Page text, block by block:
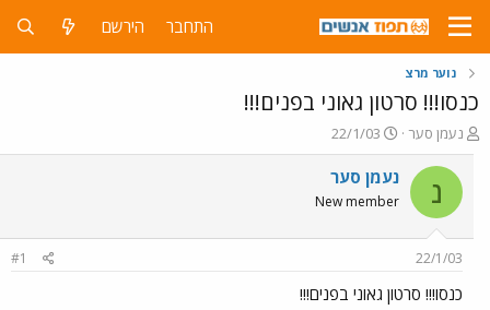
התחבר הירשם
נוער מרצ
כנסו!!! סרטון גאוני בפנים!!!
פ
ו
ת
ח
ה
ש
א
נעמן סער
פ
ו
ר
ס
ם
ר
22/1/03
נ נעמן סער
New member
22/1/03
#1
כנסו!!! סרטון גאוני בפנים!!!